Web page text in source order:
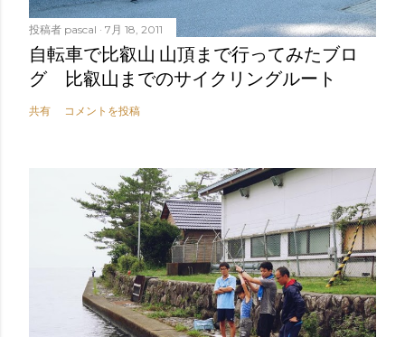
投稿者 pascal 7月 18, 2011
自転車で比叡山 山頂まで行ってみたブロ
グ 比叡山までのサイクリングルート
共有 コメントを投稿